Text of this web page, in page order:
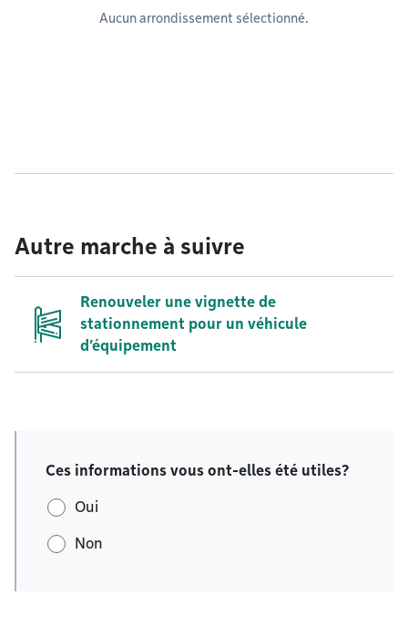
Aucun arrondissement sélectionné.
Autre marche à suivre
Renouveler une vignette de
stationnement pour un véhicule
d’équipement
Ces informations vous ont-elles été utiles?
Oui
Non